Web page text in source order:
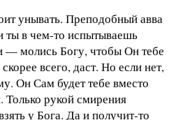
унывать. Преподобный авва
ты в чем-то испытываешь
молись Богу, чтобы Он тебе
всего, даст. Но если нет,
Он Сам будет тебе вместо
рукой смирения
у Бога. Да и получит-то